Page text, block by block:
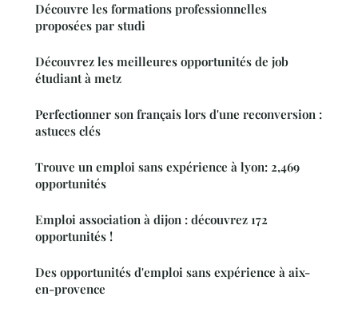
Découvre les formations professionnelles
proposées par studi
Découvrez les meilleures opportunités de job
étudiant à metz
Perfectionner son français lors d'une reconversion :
astuces clés
Trouve un emploi sans expérience à lyon: 2,469
opportunités
Emploi association à dijon : découvrez 172
opportunités !
Des opportunités d'emploi sans expérience à aix-
en-provence